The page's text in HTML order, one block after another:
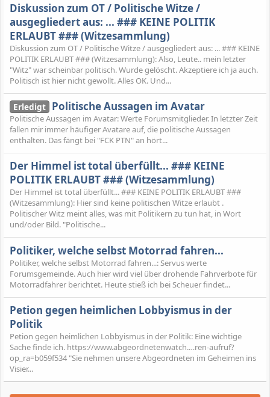
Diskussion zum OT / Politische Witze /
ausgegliedert aus: ... ### KEINE POLITIK
ERLAUBT ### (Witzesammlung)
Diskussion zum OT / Politische Witze / ausgegliedert aus: ... ### KEINE
POLITIK ERLAUBT ### (Witzesammlung): Also, Leute.. mein letzter
"Witz" war scheinbar politisch. Wurde gelöscht. Akzeptiere ich ja auch.
Politisch ist hier nicht gewollt. Alles OK. Und...
Erledigt Politische Aussagen im Avatar
Politische Aussagen im Avatar: Werte Forumsmitglieder. In letzter Zeit
fallen mir immer häufiger Avatare auf, die politische Aussagen
enthalten. Das fängt bei "FCK PTN" an hört...
Der Himmel ist total überfüllt... ### KEINE
POLITIK ERLAUBT ### (Witzesammlung)
Der Himmel ist total überfüllt... ### KEINE POLITIK ERLAUBT ###
(Witzesammlung): Hier sind keine politischen Witze erlaubt .
Politischer Witz meint alles, was mit Politikern zu tun hat, in Wort
und/oder Bild. "Politische...
Politiker, welche selbst Motorrad fahren...
Politiker, welche selbst Motorrad fahren...: Servus werte
Forumsgemeinde. Auch hier wird viel über drohende Fahrverbote für
Motorradfahrer berichtet. Heute stieß ich bei Scheuer findet...
Petion gegen heimlichen Lobbyismus in der
Politik
Petion gegen heimlichen Lobbyismus in der Politik: Eine wichtige
Sache finde ich. https://www.abgeordnetenwatch.…ren-aufruf?
op_ra=b059f534 "Sie nehmen unsere Abgeordneten im Geheimen ins
Visier...